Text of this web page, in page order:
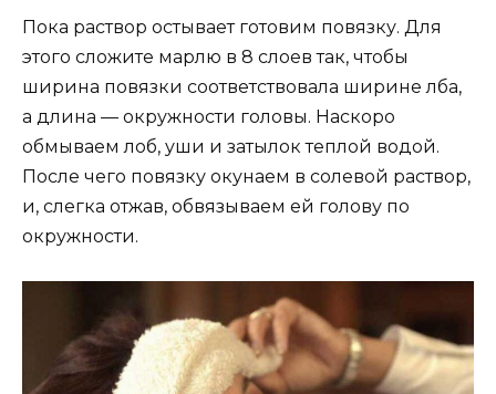
Пока раствор остывает готовим повязку. Для
этого сложите марлю в 8 слоев так, чтобы
ширина повязки соответствовала ширине лба,
а длина — окружности головы. Наскоро
обмываем лоб, уши и затылок теплой водой.
После чего повязку окунаем в солевой раствор,
и, слегка отжав, обвязываем ей голову по
окружности.